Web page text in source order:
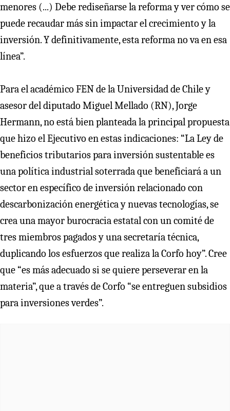
menores (...) Debe rediseñarse la reforma y ver cómo se
puede recaudar más sin impactar el crecimiento y la
inversión. Y definitivamente, esta reforma no va en esa
línea”.
Para el académico FEN de la Universidad de Chile y
asesor del diputado Miguel Mellado (RN), Jorge
Hermann, no está bien planteada la principal propuesta
que hizo el Ejecutivo en estas indicaciones: “La Ley de
beneficios tributarios para inversión sustentable es
una política industrial soterrada que beneficiará a un
sector en específico de inversión relacionado con
descarbonización energética y nuevas tecnologías, se
crea una mayor burocracia estatal con un comité de
tres miembros pagados y una secretaría técnica,
duplicando los esfuerzos que realiza la Corfo hoy”. Cree
que “es más adecuado si se quiere perseverar en la
materia”, que a través de Corfo “se entreguen subsidios
para inversiones verdes”.